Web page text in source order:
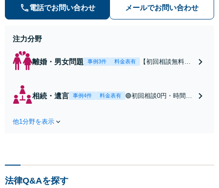
て出張相談も承ります。リーズナブ
ルな料金体系をご提供しています。
電話でお問い合わせ メールでお問い合わせ
注力分野
離婚・男女問題 事例3件 料金表有
【初回相談無料】
応】中高年離婚／
相続・遺言 事例4件 料金表有
🟢初回相談0円・時間無
弟、親戚とのトラブル
他1分野を表示
法律Q&Aを探す